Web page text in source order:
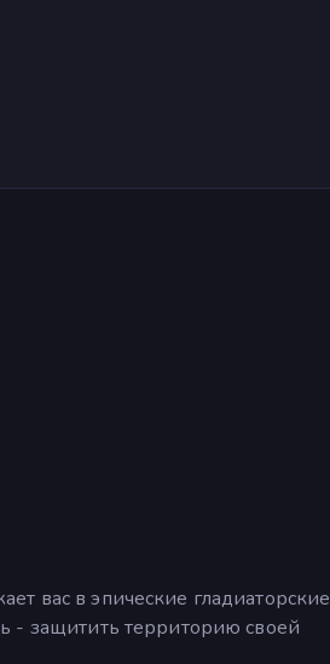
вас в эпические гладиаторские
- защитить территорию своей